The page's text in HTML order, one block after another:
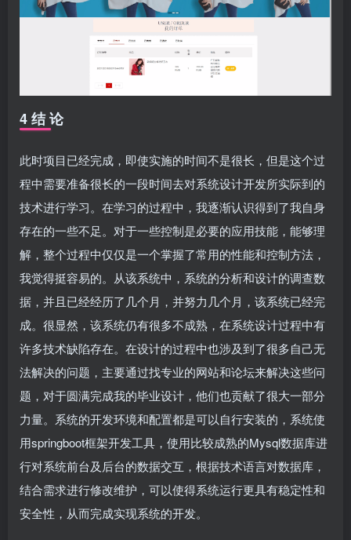
4 结 论
此时项目已经完成，即使实施的时间不是很长，但是这个过
程中需要准备很长的一段时间去对系统设计开发所实际到的
技术进行学习。在学习的过程中，我逐渐认识得到了我自身
存在的一些不足。对于一些控制是必要的应用技能，能够理
解，整个过程中仅仅是一个掌握了常用的性能和控制方法，
我觉得挺容易的。从该系统中，系统的分析和设计的调查数
据，并且已经经历了几个月，并努力几个月，该系统已经完
成。很显然，该系统仍有很多不成熟，在系统设计过程中有
许多技术缺陷存在。在设计的过程中也涉及到了很多自己无
法解决的问题，主要通过找专业的网站和论坛来解决这些问
题，对于圆满完成我的毕业设计，他们也贡献了很大一部分
力量。系统的开发环境和配置都是可以自行安装的，系统使
用springboot框架开发工具，使用比较成熟的Mysql数据库进
行对系统前台及后台的数据交互，根据技术语言对数据库，
结合需求进行修改维护，可以使得系统运行更具有稳定性和
安全性，从而完成实现系统的开发。